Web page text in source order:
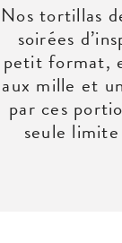
Nos tortillas
soirées
petit format,
aux mille et
par ces
seule